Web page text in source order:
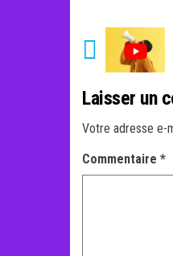
Laisser un
Votre adresse e-
Commentaire *